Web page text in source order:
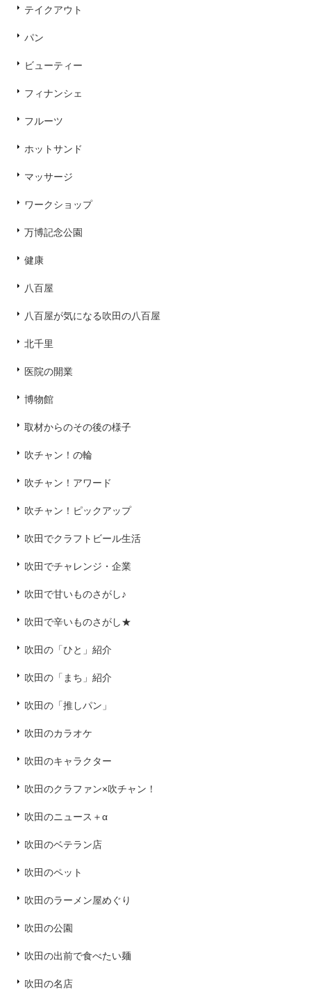
テイクアウト
パン
ビューティー
フィナンシェ
フルーツ
ホットサンド
マッサージ
ワークショップ
万博記念公園
健康
八百屋
八百屋が気になる吹田の八百屋
北千里
医院の開業
博物館
取材からのその後の様子
吹チャン！の輪
吹チャン！アワード
吹チャン！ピックアップ
吹田でクラフトビール生活
吹田でチャレンジ・企業
吹田で甘いものさがし♪
吹田で辛いものさがし★
吹田の「ひと」紹介
吹田の「まち」紹介
吹田の「推しパン」
吹田のカラオケ
吹田のキャラクター
吹田のクラファン×吹チャン！
吹田のニュース＋α
吹田のベテラン店
吹田のペット
吹田のラーメン屋めぐり
吹田の公園
吹田の出前で食べたい麺
吹田の名店